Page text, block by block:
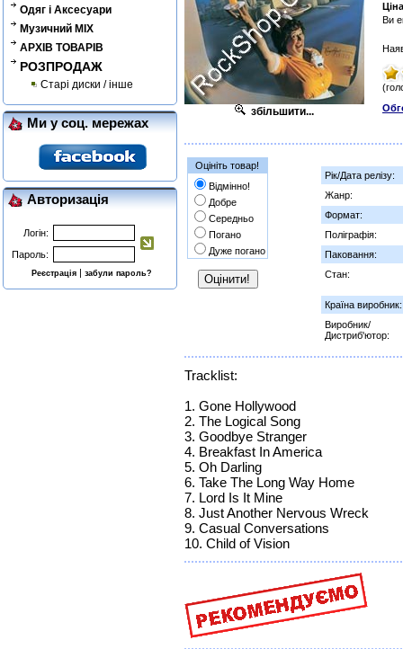
Одяг і Аксесуари
Музичний MIX
АРХІВ ТОВАРІВ
РОЗПРОДАЖ
Старі диски / інше
Ми у соц. мережах
Авторизація
Логін:
Пароль:
Реєстрація |забули пароль?
збільшити...
Ви
Оцініть товар!
Відмінно!
Добре
Середньо
Погано
Дуже погано
Рік/Дата релізу:
Жанр:
Формат:
Поліграфія:
Паковання:
Стан:
Країна виробник:
Виробник/
Дистриб'ютор:
Tracklist:
1. Gone Hollywood
2. The Logical Song
3. Goodbye Stranger
4. Breakfast In America
5. Oh Darling
6. Take The Long Way Home
7. Lord Is It Mine
8. Just Another Nervous Wreck
9. Casual Conversations
10. Child of Vision